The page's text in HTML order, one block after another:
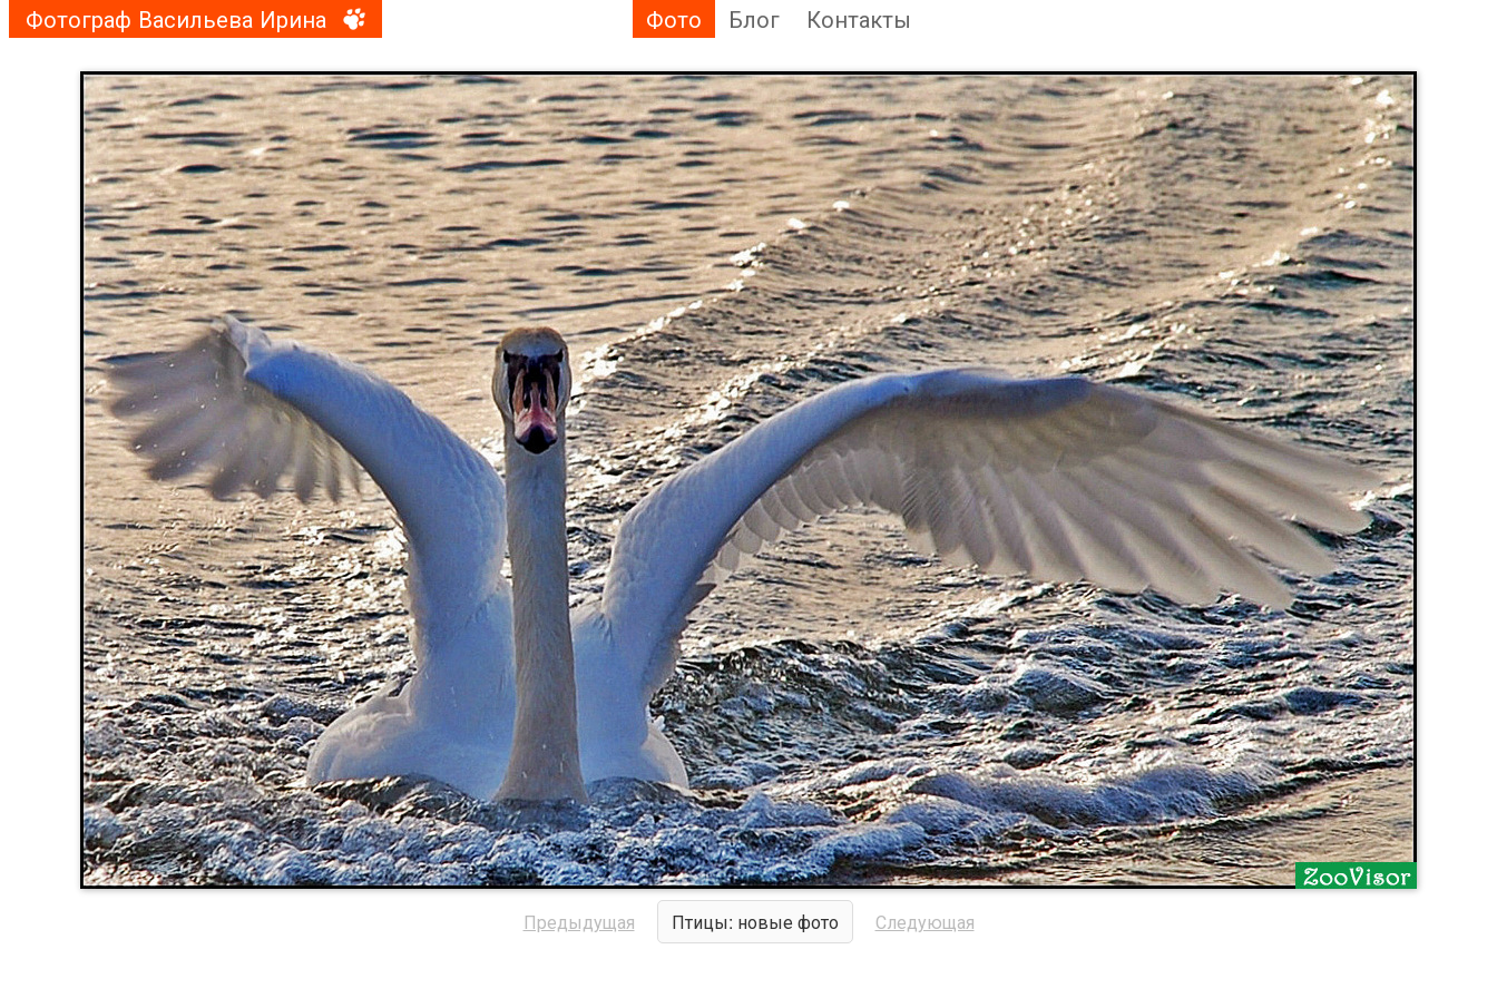
Фотограф Васильева Ирина Фото Блог Контакты
Предыдущая Птицы: новые фото Следующая